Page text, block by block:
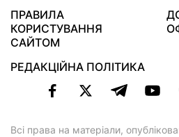
ПРАВИЛА
КОРИСТУВАННЯ
САЙТОМ
РЕДАКЦІЙНА ПОЛІТИКА
Всі права на матеріали,